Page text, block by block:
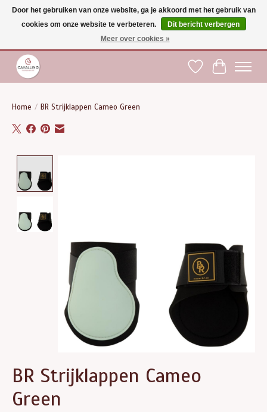
Gratis verzending vanaf €75 binnen BE - vanaf €100 naar EU | Voor 17:00 besteld is
dezelfde dag verzonden | Klantendienst: +32 (0)51 21 27 00 |
Verlanglijst
Home / BR Strijklappen Cameo Green
BR Strijklappen Cameo
Green
Door het gebruiken van onze website, ga je akkoord met het gebruik van
cookies om onze website te verbeteren.
Dit bericht verbergen
Meer over cookies »